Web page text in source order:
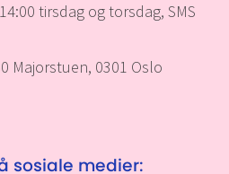
tirsdag og torsdag, SMS
Majorstuen, 0301 Oslo
sosiale medier: